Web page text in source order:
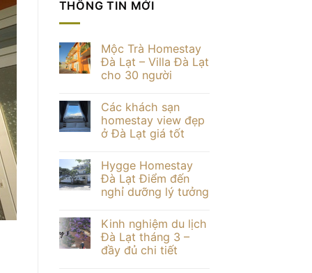
BLOG DU LỊCH DU LỊCH HOMESTAY ĐÀ
Các khách sạn homestay
THÔNG TIN MỚI
Mộc Trà Homestay
Đà Lạt – Villa Đà Lạt
cho 30 người
bình
luận
ở
Mộc
Đà
Lạt
–
Villa
Đà
30
người
Các khách sạn
homestay view đẹp
ở Đà Lạt giá tốt
bình
luận
ở
Các
khách
homestay
view
đẹp
ở
Đà
Hygge Homestay
Đà Lạt Điểm đến
nghỉ dưỡng lý tưởng
bình
luận
ở
Hygge
Homestay
Kinh nghiệm du lịch
Đà Lạt tháng 3 –
đầy đủ chi tiết